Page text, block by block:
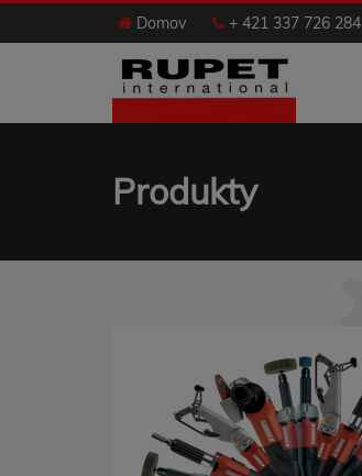
Domov + 421 337 726 284
Produkty